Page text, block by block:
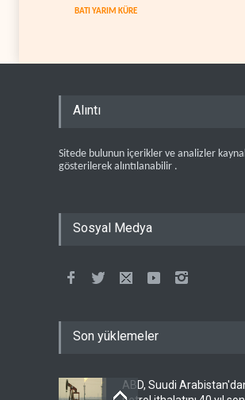
BATI YARIM KÜRE
Alıntı
Sitede bulunun içerikler ve analizler
gösterilerek alıntılanabilir .
Sosyal Medya
Son yüklemeler
ABD, Suudi